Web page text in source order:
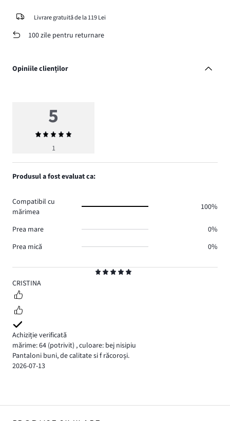
Livrare gratuită de la 119 Lei
100 zile pentru returnare
Opiniile clienților
5
CRISTINA
Achiziție verificată
mărime: 64 (potrivit) ,culoare: bej nisipiu
Pantaloni buni, de calitate si f răcoroși.
2026-07-13
5
Evaluarea
medie
1
Produsul a fost evaluat ca:
Compatibil cu
mărimea
100%
Prea mare
0%
Prea mică
0%